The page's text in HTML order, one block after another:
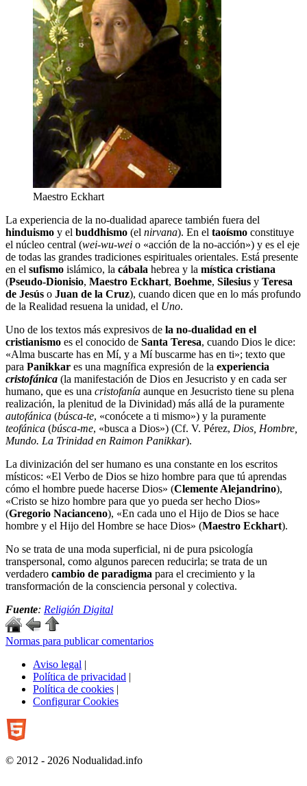
Maestro Eckhart
La experiencia de la no-dualidad aparece también fuera del
hinduismo y el buddhismo (el nirvana). En el taoísmo constituye
el núcleo central (wei-wu-wei o «acción de la no-acción») y es el eje
de todas las grandes tradiciones espirituales orientales. Está presente
en el sufismo islámico, la cábala hebrea y la mística cristiana
(Pseudo-Dionisio, Maestro Eckhart, Boehme, Silesius y Teresa
de Jesús o Juan de la Cruz), cuando dicen que en lo más profundo
de la Realidad resuena la unidad, el Uno.
Uno de los textos más expresivos de la no-dualidad en el
cristianismo es el conocido de Santa Teresa, cuando Dios le dice:
«Alma buscarte has en Mí, y a Mí buscarme has en ti»; texto que
para Panikkar es una magnífica expresión de la experiencia
cristofánica (la manifestación de Dios en Jesucristo y en cada ser
humano, que es una cristofanía aunque en Jesucristo tiene su plena
realización, la plenitud de la Divinidad) más allá de la puramente
autofánica (búsca-te, «conócete a ti mismo») y la puramente
teofánica (búsca-me, «busca a Dios») (Cf. V. Pérez, Dios, Hombre,
Mundo. La Trinidad en Raimon Panikkar).
La divinización del ser humano es una constante en los escritos
místicos: «El Verbo de Dios se hizo hombre para que tú aprendas
cómo el hombre puede hacerse Dios» (Clemente Alejandrino),
«Cristo se hizo hombre para que yo pueda ser hecho Dios»
(Gregorio Nacianceno), «En cada uno el Hijo de Dios se hace
hombre y el Hijo del Hombre se hace Dios» (Maestro Eckhart).
No se trata de una moda superficial, ni de pura psicología
transpersonal, como algunos parecen reducirla; se trata de un
verdadero cambio de paradigma para el crecimiento y la
transformación de la consciencia personal y colectiva.
Fuente: Religión Digital
Normas para publicar comentarios
Aviso legal |
Política de privacidad |
Política de cookies |
Configurar Cookies
© 2012 - 2026 Nodualidad.info